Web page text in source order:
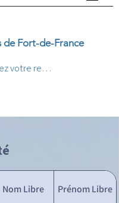
de Fort-de-France
Nom Libre Prénom Libre